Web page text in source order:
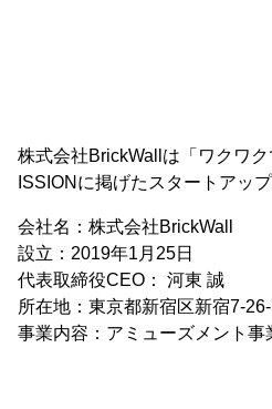
株式会社BrickWallは「ワクワ
ISSIONに掲げたスタートアップ
会社名：株式会社BrickWall
設立：2019年1月25日
代表取締役CEO： 河東 誠
所在地：東京都新宿区新宿7-
事業内容：アミューズメント事